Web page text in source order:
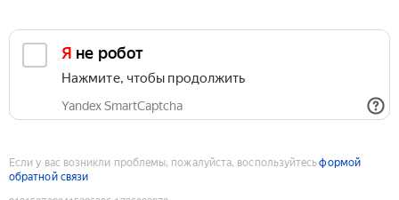
Я не робот
Нажмите, чтобы продолжить
Yandex SmartCaptcha
Если у вас возникли проблемы, пожалуйста, воспользуйтесьформой
обратной связи